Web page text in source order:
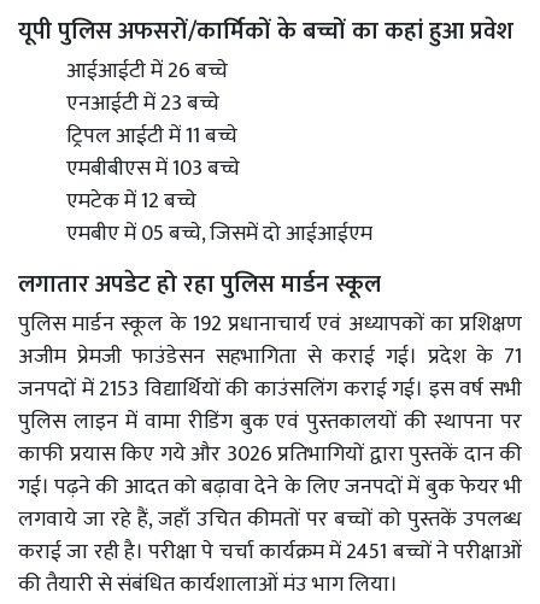
यूपी पुलिस अफसरों/कार्मिकों के बच्चों का कहां हुआ प्रवेश
आईआईटी में 26 बच्चे
एनआईटी में 23 बच्चे
ट्रिपल आईटी में 11 बच्चे
एमबीबीएस में 103 बच्चे
एमटेक में 12 बच्चे
एमबीए में 05 बच्चे, जिसमें दो आईआईएम
लगातार अपडेट हो रहा पुलिस मार्डन स्कूल
पुलिस मार्डन स्कूल के 192 प्रधानाचार्य एवं अध्यापकों का प्रशिक्षण
अजीम प्रेमजी फाउंडेसन सहभागिता से कराई गई। प्रदेश के 71
जनपदों में 2153 विद्यार्थियों की काउंसलिंग कराई गई। इस वर्ष सभी
पुलिस लाइन में वामा रीडिंग बुक एवं पुस्तकालयों की स्थापना पर
काफी प्रयास किए गये और 3026 प्रतिभागियों द्वारा पुस्तकें दान की
गई। पढ़ने की आदत को बढ़ावा देने के लिए जनपदों में बुक फेयर भी
लगवाये जा रहे हैं, जहाँ उचित कीमतों पर बच्चों को पुस्तकें उपलब्ध
कराई जा रही है। परीक्षा पे चर्चा कार्यक्रम में 2451 बच्चों ने परीक्षाओं
की तैयारी से संबंधित कार्यशालाओं मंउ भाग लिया।